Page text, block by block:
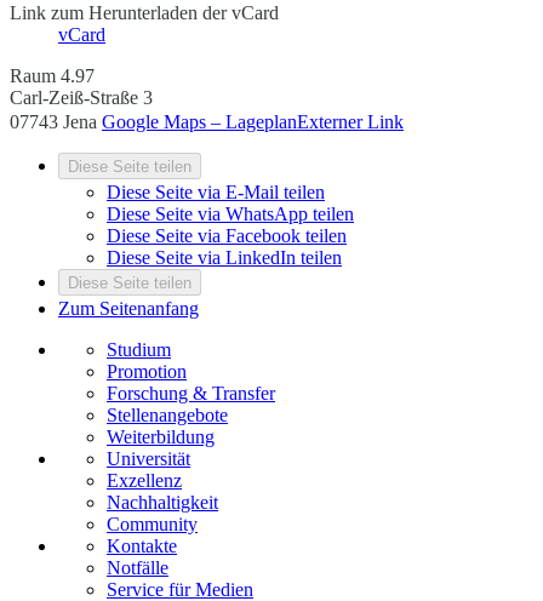
Link zum Herunterladen der vCard
vCard
Raum 4.97
Carl-Zeiß-Straße 3
07743 Jena Google Maps – LageplanExterner Link
Diese Seite teilen
Diese Seite via E-Mail teilen
Diese Seite via WhatsApp teilen
Diese Seite via Facebook teilen
Diese Seite via LinkedIn teilen
Diese Seite teilen
Zum Seitenanfang
Studium
Promotion
Forschung & Transfer
Stellenangebote
Weiterbildung
Universität
Exzellenz
Nachhaltigkeit
Community
Kontakte
Notfälle
Service für Medien